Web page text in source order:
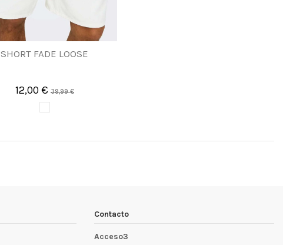
SHORT FADE LOOSE
12,00 €39,99 €
Contacto
Acceso3